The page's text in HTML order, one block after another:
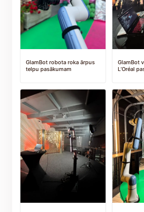
GlamBot robota roka ārpus
telpu pasākumam
GlamBot
L’Oréal